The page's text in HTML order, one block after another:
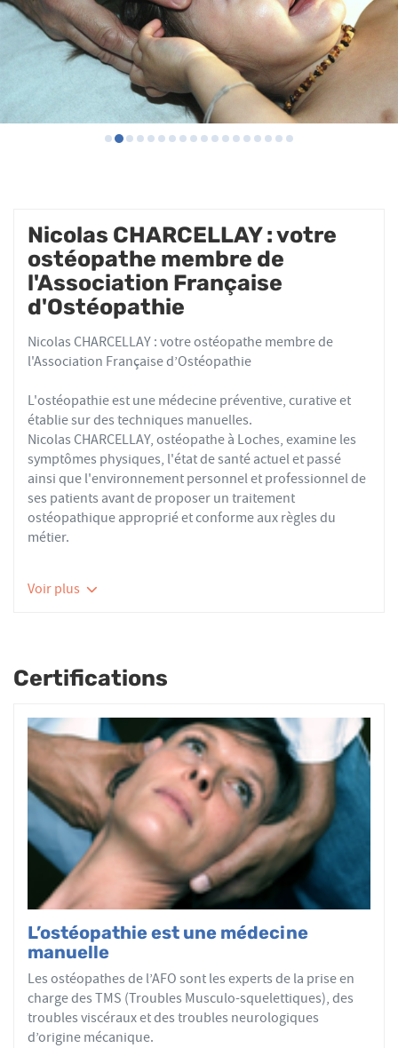
Nicolas CHARCELLAY : votre
ostéopathe membre de
l'Association Française
d'Ostéopathie
Nicolas CHARCELLAY : votre ostéopathe membre de
l'Association Française d’Ostéopathie
L'ostéopathie est une médecine préventive, curative et
établie sur des techniques manuelles.
Nicolas CHARCELLAY, ostéopathe à Loches, examine les
symptômes physiques, l'état de santé actuel et passé
ainsi que l'environnement personnel et professionnel de
ses patients avant de proposer un traitement
ostéopathique approprié et conforme aux règles du
métier.
thérapeutiques conformes aux recommandations de
fonctionnels d’ordre ostéoarticulaire, viscéral ou
irréversibles.
Nourrissons, enfants, adultes ou seniors, actifs ou
sédentaires, avec des douleurs aiguës ou chroniques,
tous les patients reçoivent un traitement ostéopathique
par mobilisations ou manipulations des sphères
articulaires, viscérales ou crâniennes.
Le réseau AFO garantit une assurance qualité de la
formation et de la pratique de l’ostéopathe rationnelle.
Les adhérents de l’AFO sont agréés par le ministère de la
Santé et sont enregistrés dans l’Annuaire Santé pour
avoir le droit d'user du titre d’ostéopathe et d'exercer les
actes ostéopathiques.
Voir plus
Certifications
L’ostéopathie est une médecine
manuelle
Les ostéopathes de l’AFO sont les experts de la prise en
charge des TMS (Troubles Musculo-squelettiques), des
troubles viscéraux et des troubles neurologiques
d’origine mécanique.